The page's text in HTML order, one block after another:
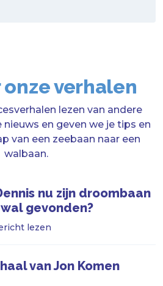
onze verhalen
lezen van andere
nieuws en geven we je tips en
van een zeebaan naar een
walbaan.
nu zijn droombaan
gevonden?
lezen
van Jon Komen